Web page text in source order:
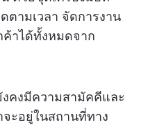
ตามเวลา จัดการงาน
าได้ทั้งหมดจาก
คงมีความสามัคคีและ
ะอยู่ในสถานที่ทาง